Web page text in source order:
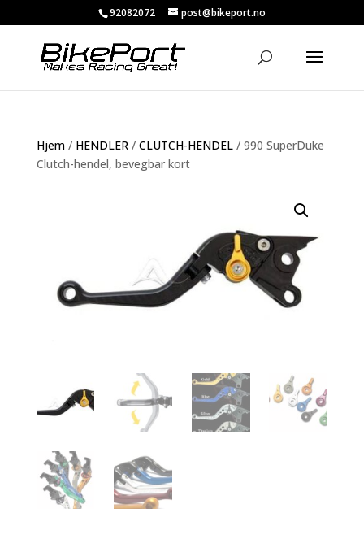
92082072 post@bikeport.no
Hjem/ HENDLER/ CLUTCH-HENDEL/ 990 SuperDuke
Clutch-hendel, bevegbar kort